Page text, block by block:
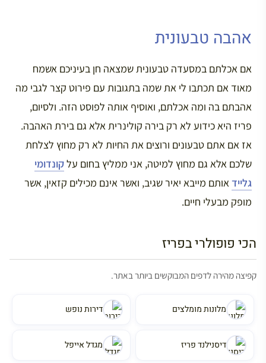
אהבה טבעונית
אם אכלתם במסעדה טבעונית שמצאה חן בעיניכם אשמח
מאוד אם תכתבו לי את שמה בתגובות עם פירוט קצר לגבי מה
אהבתם בה ומה אכלתם, ואוסיף אותה לפוסט הזה. ולסיום,
פריז היא כידוע לא רק בירה קולינרית אלא גם בירת האהבה.
אז אם אתם טבעונים ורוצים את החיות לא רק מחוץ לצלחת
שלכם אלא גם מחוץ למיטה, אני ממליץ בחום עלקונדומי
גליידאותם מייבא יאיר שגיב, ואשר אינם מכילים קזאין, אשר
מופק מבעלי חיים.
הכי פופולרי בפריז
קפיצה מהירה לדפים המבוקשים ביותר באתר.
מלונות מומלצים דירות נופש
דיסנילנד פריז מגדל אייפל